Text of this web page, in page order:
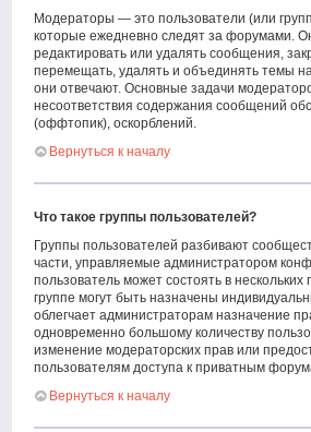
Модераторы — это пользователи (или
которые ежедневно следят за форумами.
редактировать или удалять сообщения,
перемещать, удалять и объединять темы
они отвечают. Основные задачи
несоответствия содержания сообщений
(оффтопик), оскорблений.
Вернуться к началу
Что такое группы пользователей?
Группы пользователей разбивают
части, управляемые администратором
пользователь может состоять в нескольких
группе могут быть назначены
облегчает администраторам назначение
одновременно большому количеству
изменение модераторских прав или
пользователям доступа к приватным
Вернуться к началу